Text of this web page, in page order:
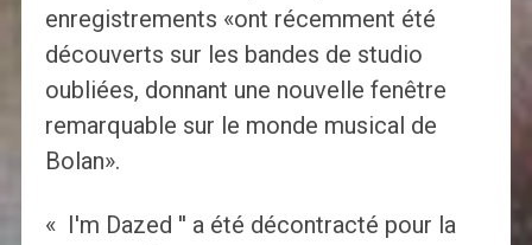
enregistrements «ont récemment été
découverts sur les bandes de studio
oubliées, donnant une nouvelle fenêtre
remarquable sur le monde musical de
Bolan».
« I'm Dazed '' a été décontracté pour la